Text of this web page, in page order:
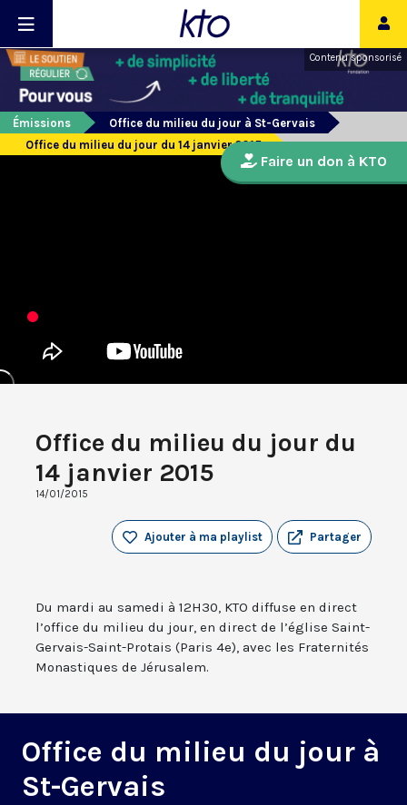
Contenu sponsorisé
Émissions
Office du milieu du jour à St-Gervais
Office du milieu du jour du 14 janvier 2015
Office du milieu du jour du
14 janvier 2015
14/01/2015
Partager
Ajouter à ma playlist
Du mardi au samedi à 12H30, KTO diffuse en direct
l’office du milieu du jour, en direct de l’église Saint-
Gervais-Saint-Protais (Paris 4e), avec les Fraternités
Monastiques de Jérusalem.
Office du milieu du jour à
St-Gervais
Faire un don à KTO